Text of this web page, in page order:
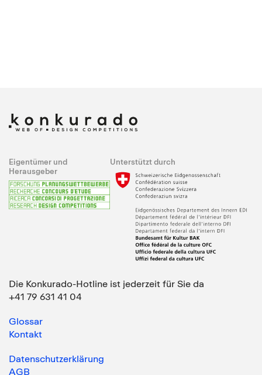
Eigentümer und
Herausgeber
Unterstützt durch
Die Konkurado-Hotline ist jederzeit für Sie da
+41 79 631 41 04
Glossar
Kontakt
Datenschutzerklärung
AGB